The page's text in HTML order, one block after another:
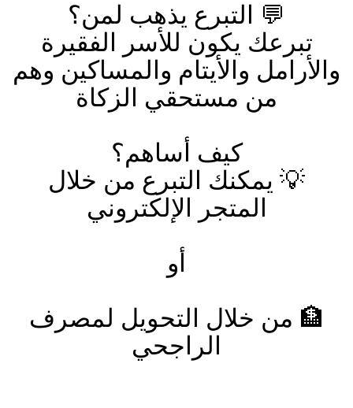
💬
التبرع يذهب لمن؟
تبرعك يكون للأسر الفقيرة
والأرامل والأيتام والمساكين وهم
من مستحقي الزكاة
كيف أساهم؟
💡 يمكنك التبرع من خلال
المتجر الإلكتروني
أو
🏦 من خلال التحويل لمصرف
الراجحي